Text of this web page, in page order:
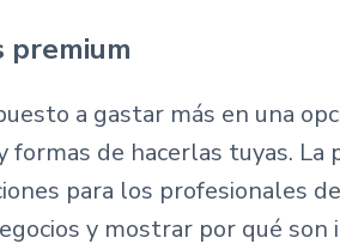
a gastar más en una
formas de hacerlas tuyas.
para los profesionales
y mostrar por qué